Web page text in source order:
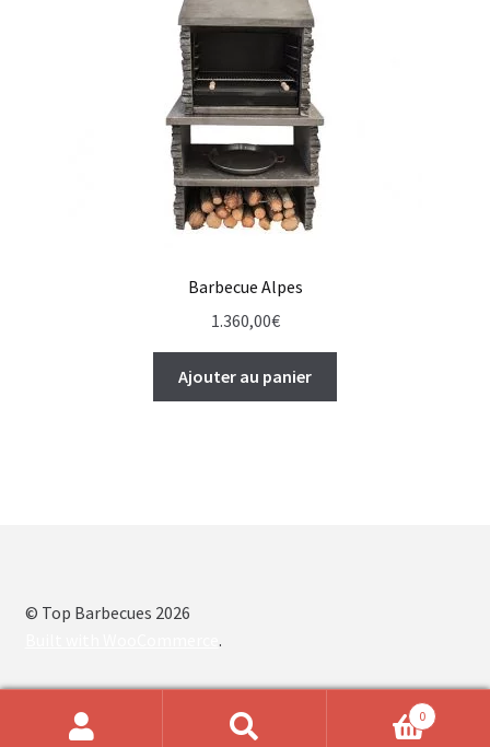
Barbecue Alpes
1.360,00€
Ajouter au panier
© Top Barbecues 2026
.
Recherche
Recherche
0